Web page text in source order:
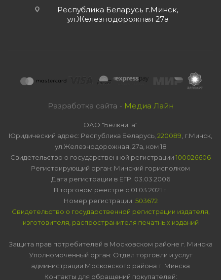
Республика Беларусь г.Минск,
ул.Железнодорожная 27а
Разработка сайта - Медиа Лайн
ОАО "Белкнига"
Юридический адрес: Республика Беларусь, 220089 , г.Минск,
ул.Железнодорожная, 27а, ком 18
Свидетельство о государственной регистрации 100026606
Регистрирующий орган: Минский горисполком
Дата регистрации в ЕГР: 03.03.2006
В торговом реестре с 01.03.2021 г.
Номер регистрации: 503672
Свидетельство о государственной регистрации издателя,
изготовителя, распространителя печатных изданий
Защита прав потребителей в Московском районе г. Минска
Уполномоченный орган: Отдел торговли и услуг
администрации Московского района г. Минска
Контакты для обращений покупателей: